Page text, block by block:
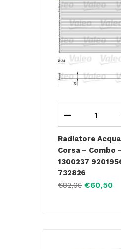
Radiatore
Corsa – Combo
1300237
732826
€82,00 €60,50